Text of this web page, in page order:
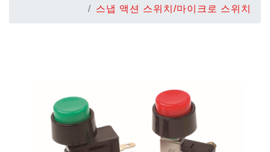
스냅 액션 스위치/마이크로 스위치